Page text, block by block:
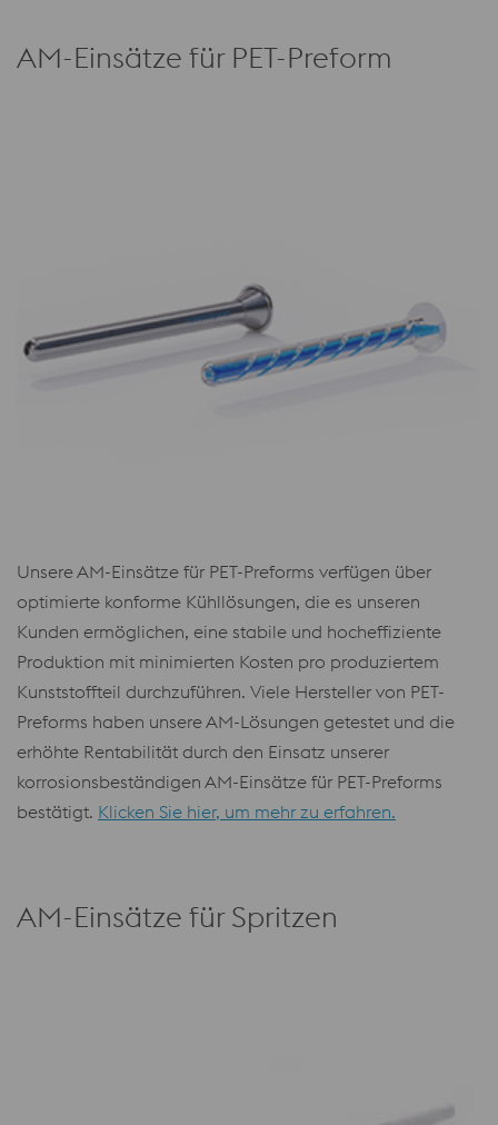
AM-Einsätze für PET-Preform
Unsere AM-Einsätze für PET-Preforms verfügen über
optimierte konforme Kühllösungen, die es unseren
Kunden ermöglichen, eine stabile und hocheffiziente
Produktion mit minimierten Kosten pro produziertem
Kunststoffteil durchzuführen. Viele Hersteller von PET-
Preforms haben unsere AM-Lösungen getestet und die
erhöhte Rentabilität durch den Einsatz unserer
korrosionsbeständigen AM-Einsätze für PET-Preforms
bestätigt. Klicken Sie hier, um mehr zu erfahren.
AM-Einsätze für Spritzen